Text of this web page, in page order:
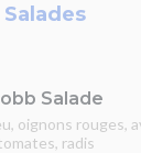
Salades
Salade
oignons rouges,
radis